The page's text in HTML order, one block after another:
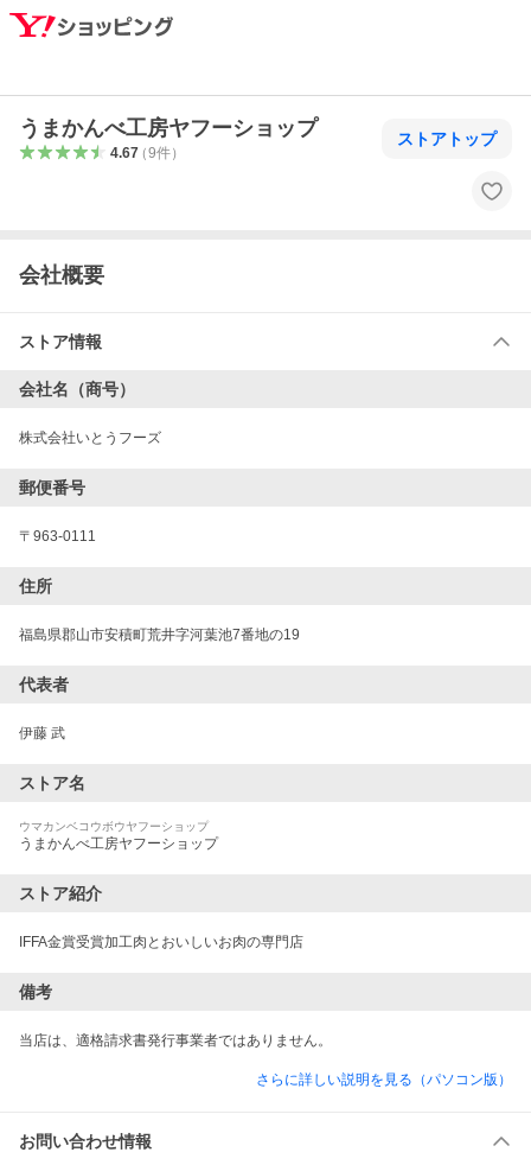
うまかんべ工房ヤフーショップ
4.67（9件）
ストアトップ
会社概要
ストア情報
会社名（商号）
株式会社いとうフーズ
郵便番号
〒 963-0111
住所
福島県郡山市安積町荒井字河葉池7番地の19
代表者
伊藤 武
ストア名
ウマカンベコウボウヤフーショップ
うまかんべ工房ヤフーショップ
ストア紹介
IFFA金賞受賞加工肉とおいしいお肉の専門店
備考
当店は、適格請求書発行事業者ではありません。
さらに詳しい説明を見る（パソコン版）
お問い合わせ情報